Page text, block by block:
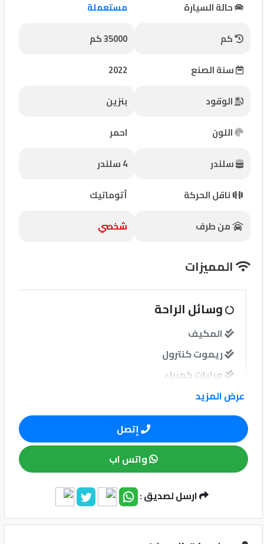
مميزة
إتصل
بنا
المنتدى
كيو
نمبر
كيو
كارز
كيو
ماركت
الدليل
القطري
2020
©
حالة السيارة
مستعملة
كم
35000 كم
سنة الصنع
2022
الوقود
بنزين
اللون
احمر
سلندر
4 سلندر
ناقل الحركة
أتوماتيك
من طرف
شخصي
المميزات
وسائل الراحة
المكيف
ريموت كنترول
مرايات كهرباء
مرايات ضم إغلاق
نوافذ
نوافذ كهربائية امامية
نظام الصوت
عرض المزيد
إتصل
واتس اب
ارسل لصديق :